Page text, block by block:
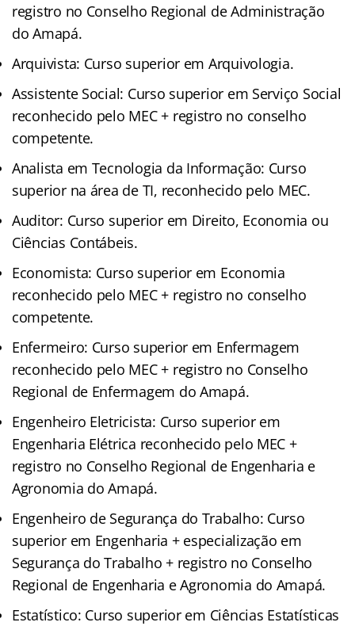
registro no Conselho Regional de Administração
do Amapá.
Arquivista: Curso superior em Arquivologia.
Assistente Social: Curso superior em Serviço Social
reconhecido pelo MEC + registro no conselho
competente.
Analista em Tecnologia da Informação: Curso
superior na área de TI, reconhecido pelo MEC.
Auditor: Curso superior em Direito, Economia ou
Ciências Contábeis.
Economista: Curso superior em Economia
reconhecido pelo MEC + registro no conselho
competente.
Enfermeiro: Curso superior em Enfermagem
reconhecido pelo MEC + registro no Conselho
Regional de Enfermagem do Amapá.
Engenheiro Eletricista: Curso superior em
Engenharia Elétrica reconhecido pelo MEC +
registro no Conselho Regional de Engenharia e
Agronomia do Amapá.
Engenheiro de Segurança do Trabalho: Curso
superior em Engenharia + especialização em
Segurança do Trabalho + registro no Conselho
Regional de Engenharia e Agronomia do Amapá.
Estatístico: Curso superior em Ciências Estatísticas